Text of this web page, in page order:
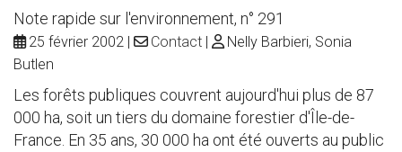
Note rapide sur l'environnement, n° 291
25 février 2002 Contact
Nelly Barbieri, Sonia
Butlen
Les forêts publiques couvrent aujourd'hui plus de 87
000 ha, soit un tiers du domaine forestier d'Île-de-
France. En 35 ans, 30 000 ha ont été ouverts au public